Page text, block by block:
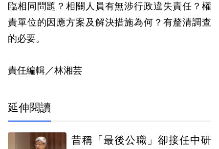
臨相同問題？相關人員有無涉行政違失責任？權
責單位的因應方案及解決措施為何？有釐清調查
的必要。
責任編輯／林湘芸
延伸閱讀
昔稱「最後公職」卻接任中研